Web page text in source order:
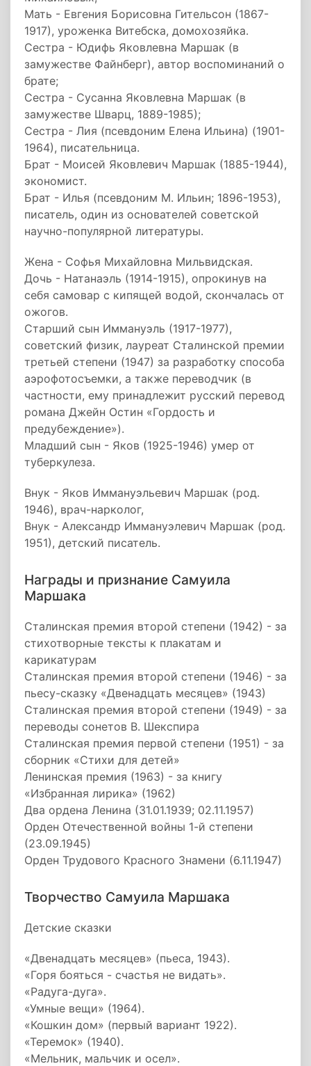
Мать - Евгения Борисовна Гительсон (1867-
1917), уроженка Витебска, домохозяйка.
Сестра - Юдифь Яковлевна Маршак (в
замужестве Файнберг), автор воспоминаний о
брате;
Сестра - Сусанна Яковлевна Маршак (в
замужестве Шварц, 1889-1985);
Сестра - Лия (псевдоним Елена Ильина) (1901-
1964), писательница.
Брат - Моисей Яковлевич Маршак (1885-1944),
экономист.
Брат - Илья (псевдоним М. Ильин; 1896-1953),
писатель, один из основателей советской
научно-популярной литературы.
Жена - Софья Михайловна Мильвидская.
Дочь - Натанаэль (1914-1915), опрокинув на
себя самовар с кипящей водой, скончалась от
ожогов.
Старший сын Иммануэль (1917-1977),
советский физик, лауреат Сталинской премии
третьей степени (1947) за разработку способа
аэрофотосъемки, а также переводчик (в
частности, ему принадлежит русский перевод
романа Джейн Остин «Гордость и
предубеждение»).
Младший сын - Яков (1925-1946) умер от
туберкулеза.
Внук - Яков Иммануэльевич Маршак (род.
1946), врач-нарколог,
Внук - Александр Иммануэлевич Маршак (род.
1951), детский писатель.
Награды и признание Самуила
Маршака
Сталинская премия второй степени (1942) - за
стихотворные тексты к плакатам и
карикатурам
Сталинская премия второй степени (1946) - за
пьесу-сказку «Двенадцать месяцев» (1943)
Сталинская премия второй степени (1949) - за
переводы сонетов В. Шекспира
Сталинская премия первой степени (1951) - за
сборник «Стихи для детей»
Ленинская премия (1963) - за книгу
«Избранная лирика» (1962)
Два ордена Ленина (31.01.1939; 02.11.1957)
Орден Отечественной войны 1-й степени
(23.09.1945)
Орден Трудового Красного Знамени (6.11.1947)
Творчество Самуила Маршака
Детские сказки
«Двенадцать месяцев» (пьеса, 1943).
«Горя бояться - счастья не видать».
«Радуга-дуга».
«Умные вещи» (1964).
«Кошкин дом» (первый вариант 1922).
«Теремок» (1940).
«Мельник, мальчик и осел».